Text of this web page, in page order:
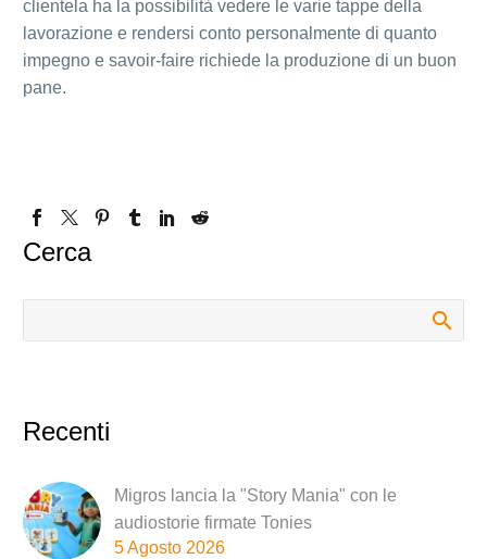
clientela ha la possibilità vedere le varie tappe della
lavorazione e rendersi conto personalmente di quanto
impegno e savoir-faire richiede la produzione di un buon
pane.
Cerca
Recenti
Migros lancia la "Story Mania" con le
audiostorie firmate Tonies
5 Agosto 2026